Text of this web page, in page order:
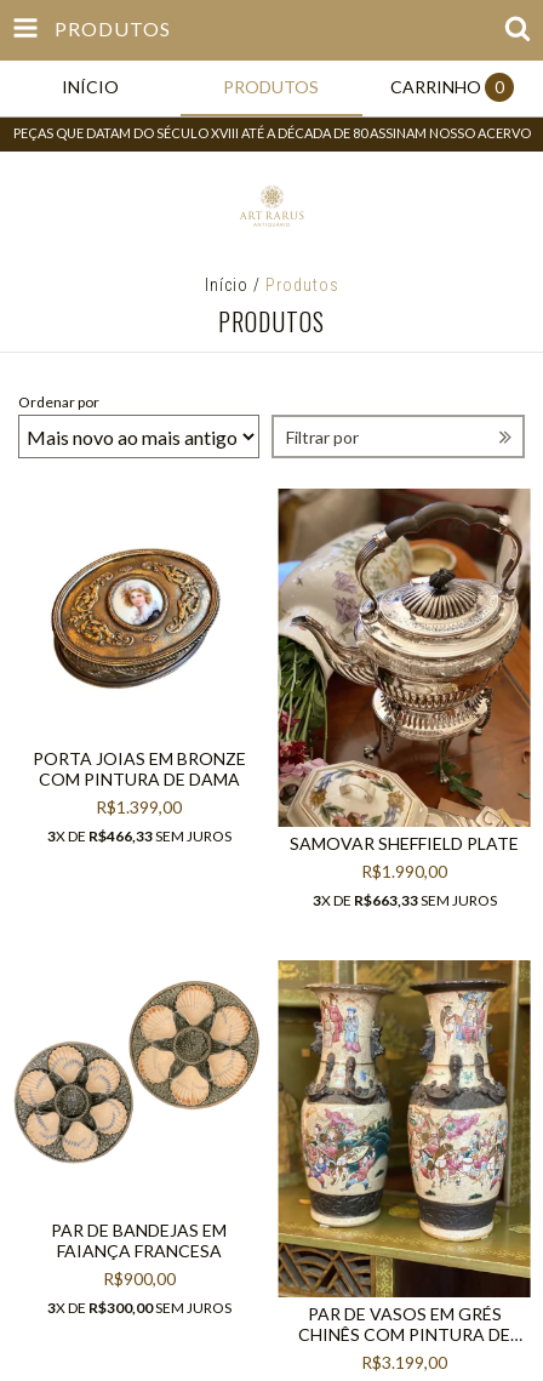
PRODUTOS
INÍCIO PRODUTOS CARRINHO 0
PEÇAS QUE DATAM DO SÉCULO XVIII ATÉ A DÉCADA DE 80 ASSINAM NOSSO ACERVO
Início / Produtos
PRODUTOS
Ordenar por
Filtrar por
PORTA JOIAS EM BRONZE
COM PINTURA DE DAMA
R$1.399,00
3X DE R$466,33SEM JUROS
SAMOVAR SHEFFIELD PLATE
R$1.990,00
3X DE R$663,33SEM JUROS
PAR DE BANDEJAS EM
FAIANÇA FRANCESA
R$900,00
3X DE R$300,00SEM JUROS
PAR DE VASOS EM GRÉS
CHINÊS COM PINTURA DE
CENA
R$3.199,00